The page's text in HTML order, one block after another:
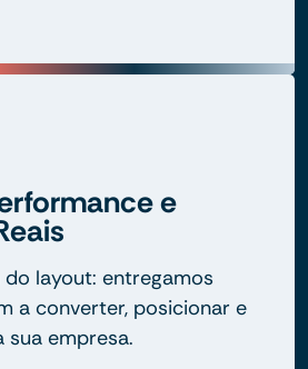
e
do layout: entregamos
a converter, posicionar e
sua empresa.